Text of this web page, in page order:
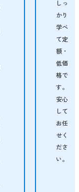
しっ
かり
学べ
て定
額・
低価
格で
す。
安心
して
お任
せく
ださ
い。